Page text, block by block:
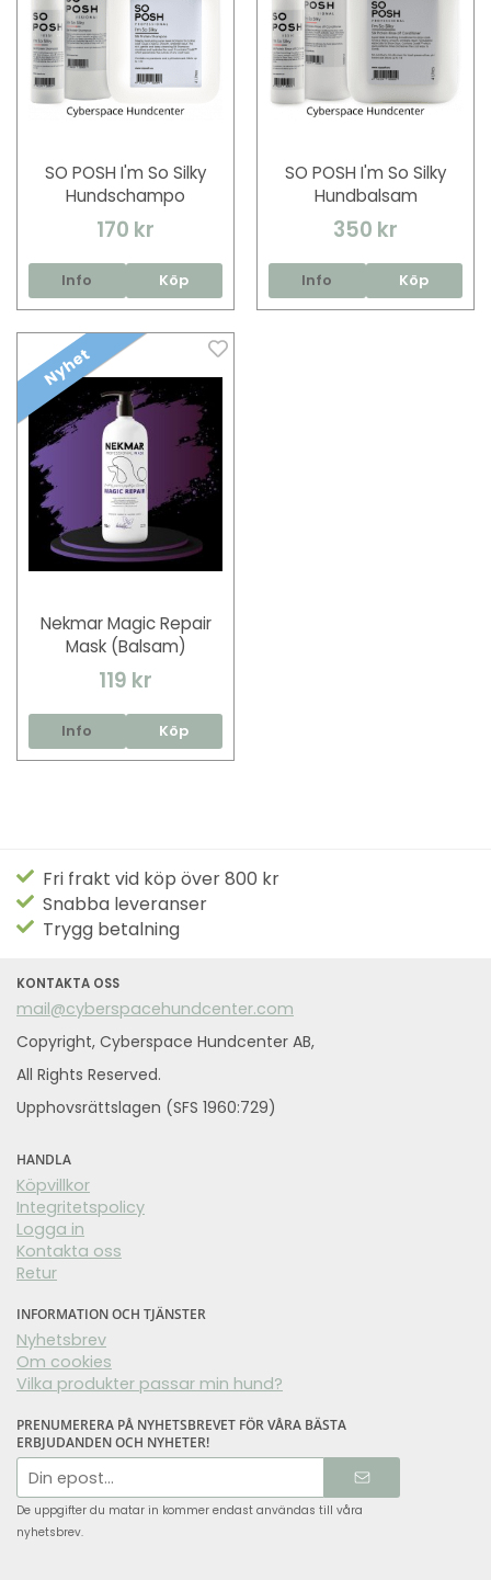
SO POSH I'm So Silky
Hundschampo
170 kr
Info Köp
SO POSH I'm So Silky
Hundbalsam
350 kr
Info Köp
Nyhet
Nekmar Magic Repair
Mask (Balsam)
119 kr
Info Köp
Fri frakt vid köp över 800 kr
Snabba leveranser
Trygg betalning
KONTAKTA OSS
mail@cyberspacehundcenter.com
Copyright, Cyberspace Hundcenter AB,
All Rights Reserved.
Upphovsrättslagen (SFS 1960:729)
HANDLA
Köpvillkor
Integritetspolicy
Logga in
Kontakta oss
Retur
INFORMATION OCH TJÄNSTER
Nyhetsbrev
Om cookies
Vilka produkter passar min hund?
PRENUMERERA PÅ NYHETSBREVET FÖR VÅRA BÄSTA
ERBJUDANDEN OCH NYHETER!
E-
postadress
De uppgifter du matar in kommer endast användas till våra
nyhetsbrev.